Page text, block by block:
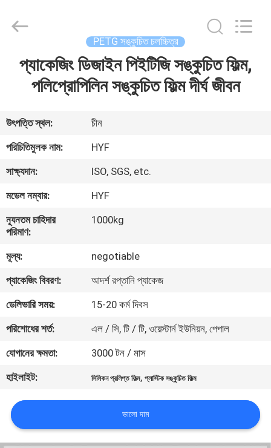
বাড়ি
ভিডিও
আমাদের
সম্পর্কে
ভ্রমণ
মান
নিয়ন্ত্রণ
যোগাযোগ
করুন
খবর
Reserved.
PETG সঙ্কুচিত চলচ্চিত্র
প্যাকেজিং ডিজাইন পিইটিজি সঙ্কুচিত ফিল্ম,
পলিপ্রোপিলিন সঙ্কুচিত ফিল্ম দীর্ঘ জীবন
উৎপত্তি স্থল:
চীন
পরিচিতিমুলক নাম:
HYF
সাক্ষ্যদান:
ISO, SGS, etc.
মডেল নম্বার:
HYF
ন্যূনতম চাহিদার
পরিমাণ:
1000kg
মূল্য:
negotiable
প্যাকেজিং বিবরণ:
আদর্শ রপ্তানি প্যাকেজ
ডেলিভারি সময়:
15-20 কর্ম দিবস
পরিশোধের শর্ত:
এল / সি, টি / টি, ওয়েস্টার্ন ইউনিয়ন, পেপাল
যোগানের ক্ষমতা:
3000 টন / মাস
হাইলাইট:
সিলিকন প্রলিপ্ত ফিল্ম,প্লাস্টিক সঙ্কুচিত ফিল্ম
ভালো দাম